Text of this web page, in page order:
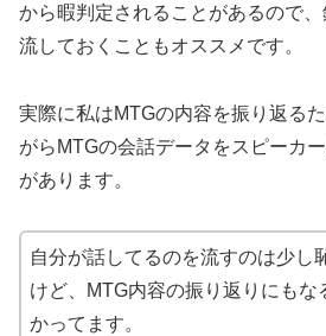
から暇判定されることがあるので
流しておくこともオススメです。
実際に私はMTGの内容を振り返る
がらMTGの会話データをスピーカ
があります。
自分が話してるのを流すのは少し
けど、MTG内容の振り返りにもな
かってます。